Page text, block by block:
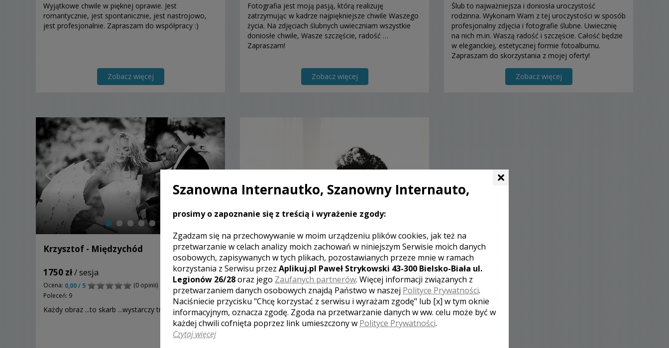
Wyjątkowe chwile w pięknej oprawie. Jest
romantycznie, jest spontanicznie, jest nastrojowo,
jest profesjonalnie. Zapraszam do współpracy :)
Zobacz więcej
Fotografia jest moją pasją, którą realizuję
zatrzymując w kadrze najpiękniejsze chwile Waszego
życia. Na zdjęciach ślubnych uwieczniam wszystkie
doniosłe chwile, Wasze szczęście, radość …
Zapraszam!
Zobacz więcej
Ślub to najważniejsza i doniosła uroczystość
rodzinna. Wykonam Wam z tej uroczystości w sposób
profesjonalny zdjęcia i fotografie ślubne. Uwiecznię
na nich m.in. Waszą radość i szczęście. Całość będzie
w eleganckiej, estetycznej formie fotoalbumu.
Zapraszam do skorzystania z mojej oferty!
Zobacz więcej
Krzysztof - Międzychód
1750 zł/ sesja
Ocena: 0,00 / 5
(0 opinii)
Poleceń: 9
Każdy obraz ...to skarb ...wystarczy trochę czasu
Dawid - Karpacz
2500 zł / sesja
Ocena: 0,00 / 5
(0 opinii)
Poleceń: 1
Najważniejszym celem dla mnie jest uchwycenie
wszystkich magicznych momentów i tych
wyjątkowych chwil, abyście mogli w każdej chwili
×
Szanowna Internautko, Szanowny Internauto,
prosimy o zapoznanie się z treścią i wyrażenie zgody:
Zgadzam się na przechowywanie w moim urządzeniu plików cookies, jak też na
przetwarzanie w celach analizy moich zachowań w niniejszym Serwisie moich danych
osobowych, zapisywanych w tych plikach, pozostawianych przeze mnie w ramach
korzystania z Serwisu przez Aplikuj.pl Paweł Strykowski 43-300 Bielsko-Biała ul.
Legionów 26/28oraz jego Zaufanych partnerów. Więcej informacji związanych z
przetwarzaniem danych osobowych znajdą Państwo w naszej Polityce Prywatności.
Naciśniecie przycisku "Chcę korzystać z serwisu i wyrażam zgodę" lub [x] w tym oknie
informacyjnym, oznacza zgodę. Zgoda na przetwarzanie danych w ww. celu może być w
każdej chwili cofnięta poprzez link umieszczony w Polityce Prywatności.
Czytaj więcej